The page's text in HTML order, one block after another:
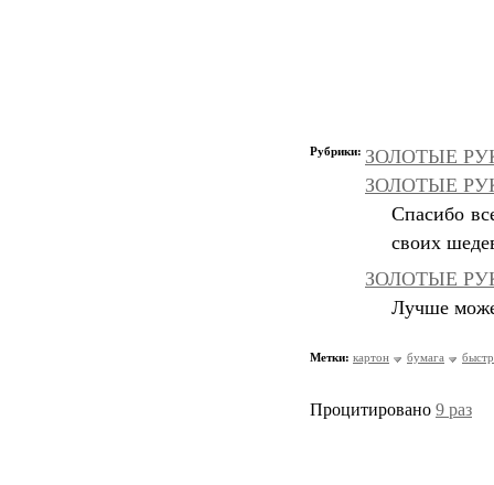
Рубрики: ЗОЛОТЫЕ
ЗОЛОТЫЕ
Спасибо
своих
ЗОЛОТЫЕ
Лучше
Метки: картон бумага
Процитировано 9 раз